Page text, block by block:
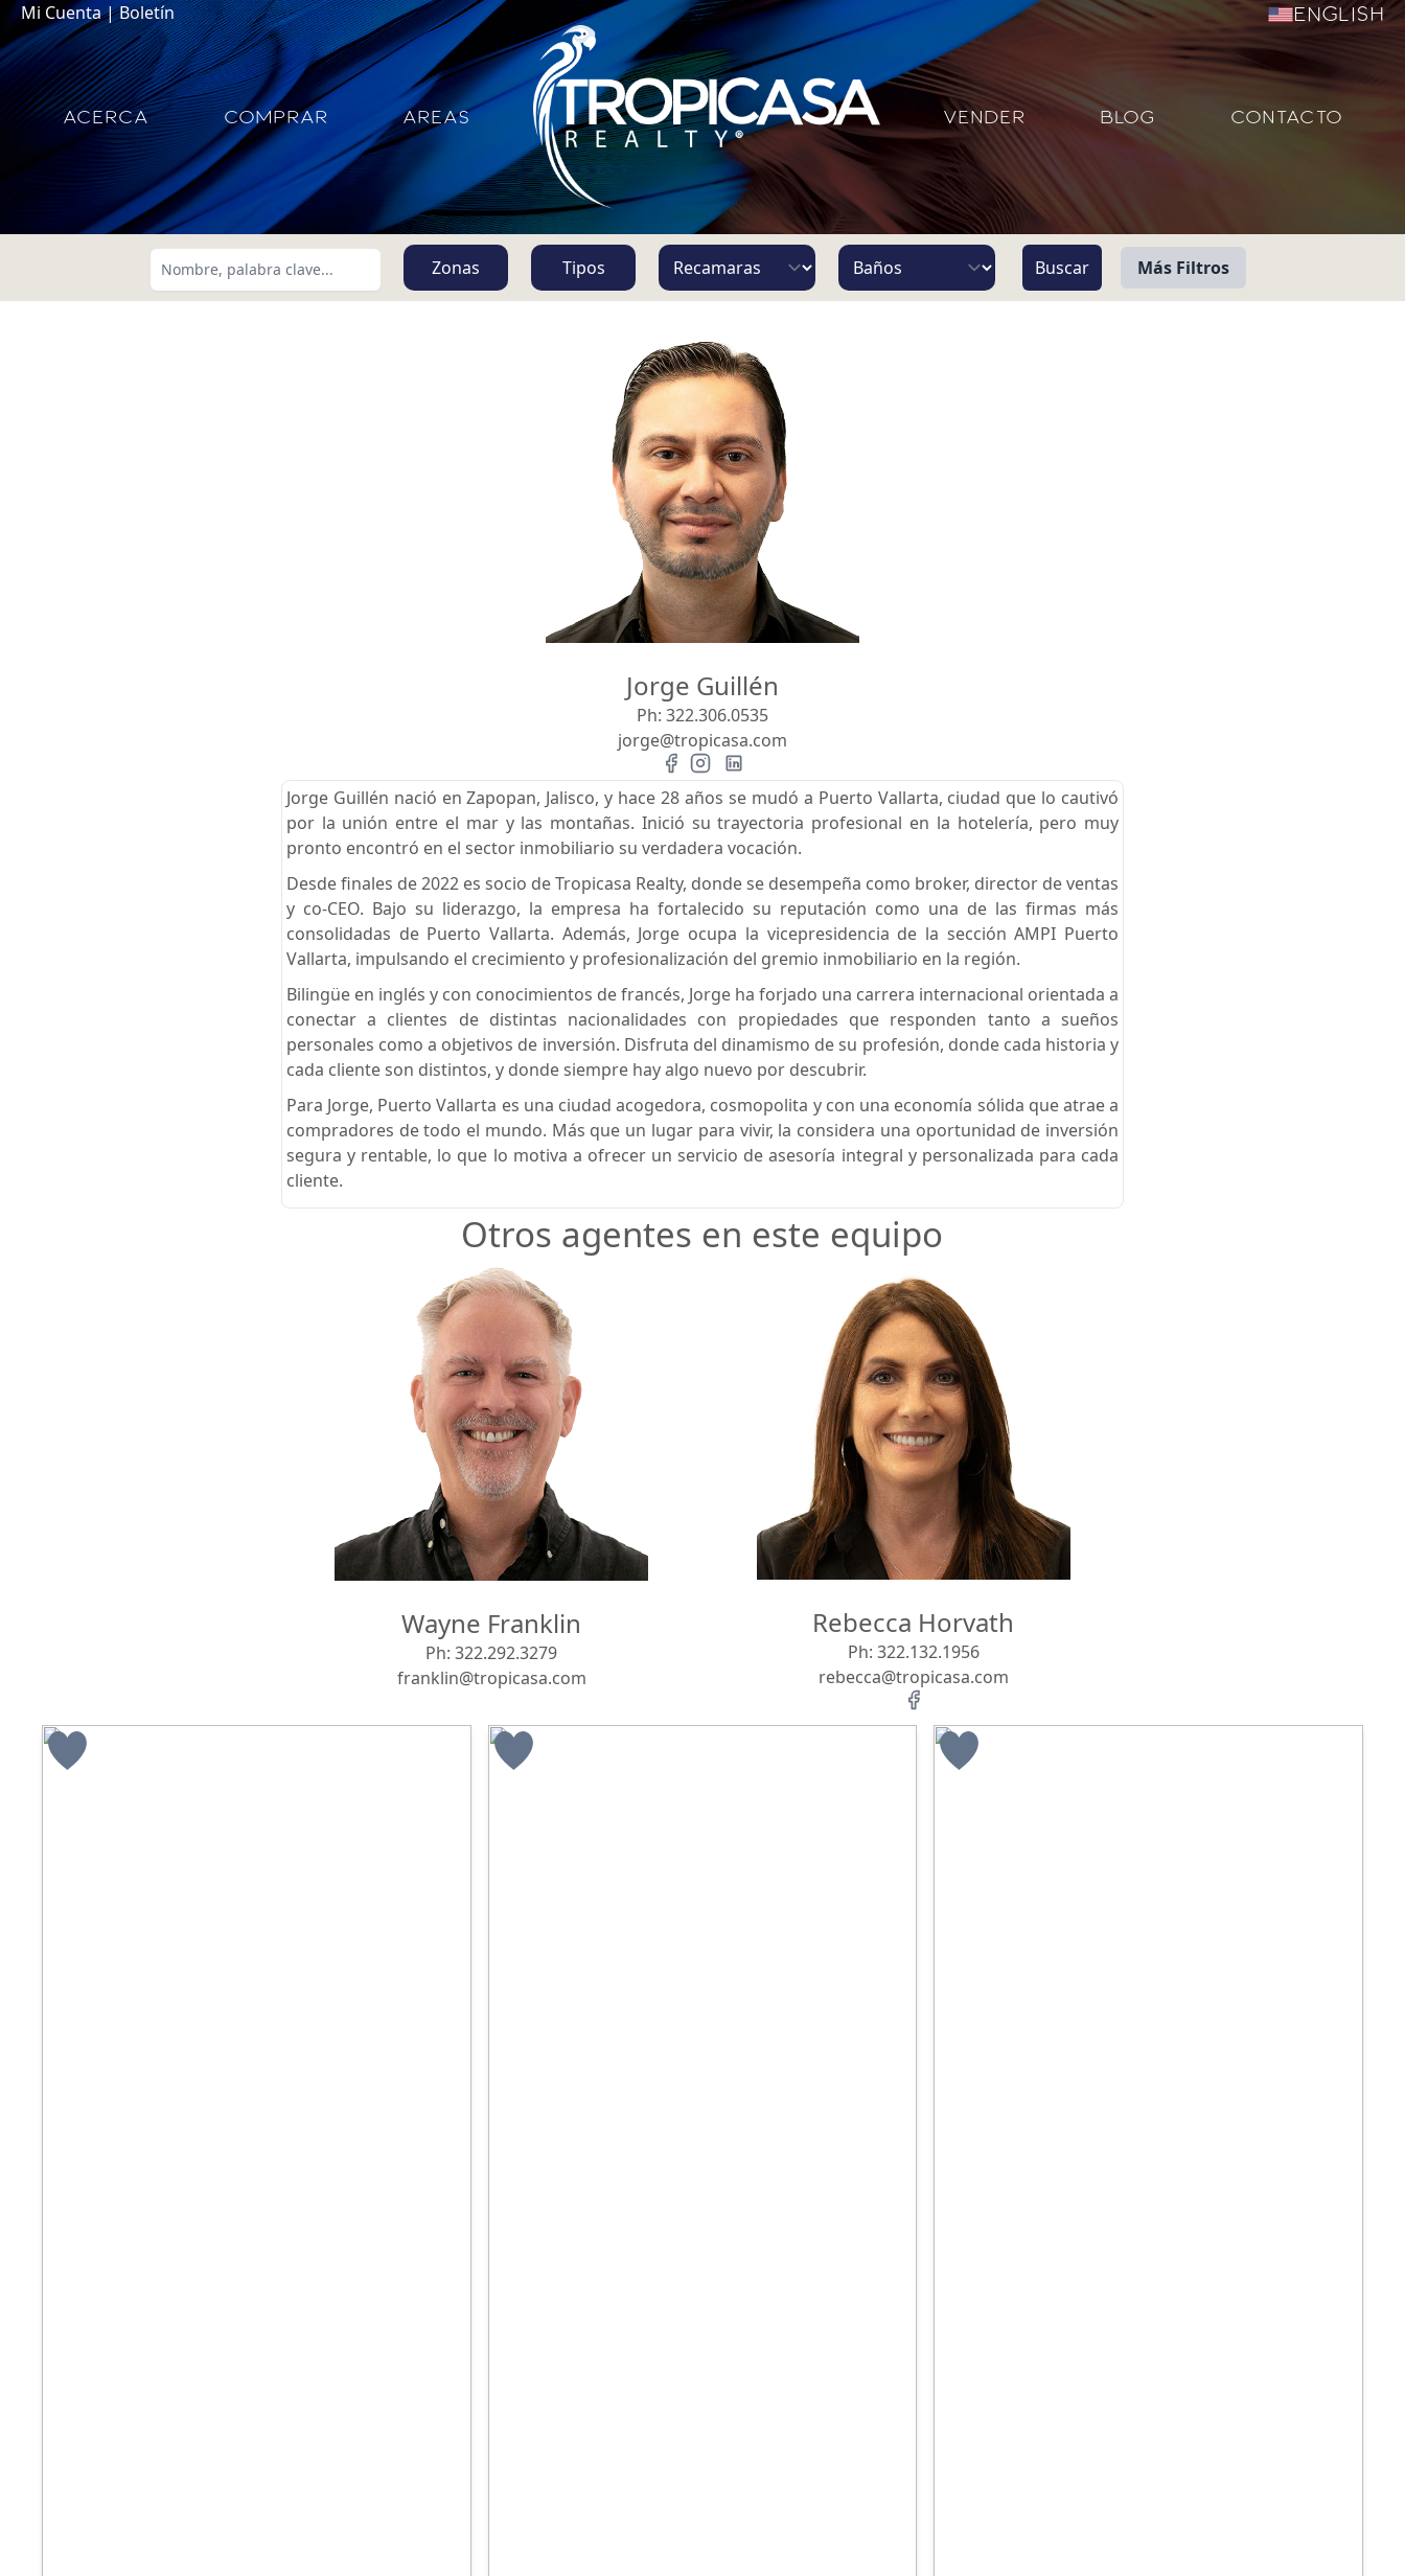
Mi Cuenta|Boletín English
ACERCA COMPRAR AREAS VENDER BLOG CONTACTO
Zonas Tipos Más Filtros
Jorge Guillén
Ph: 322.306.0535
jorge@tropicasa.com
Jorge Guillén nació en Zapopan, Jalisco, y hace 28 años se mudó a Puerto Vallarta, ciudad que lo cautivó
por la unión entre el mar y las montañas. Inició su trayectoria profesional en la hotelería, pero muy
pronto encontró en el sector inmobiliario su verdadera vocación.
Desde finales de 2022 es socio de Tropicasa Realty, donde se desempeña como broker, director de ventas
y co-CEO. Bajo su liderazgo, la empresa ha fortalecido su reputación como una de las firmas más
consolidadas de Puerto Vallarta. Además, Jorge ocupa la vicepresidencia de la sección AMPI Puerto
Vallarta, impulsando el crecimiento y profesionalización del gremio inmobiliario en la región.
Bilingüe en inglés y con conocimientos de francés, Jorge ha forjado una carrera internacional orientada a
conectar a clientes de distintas nacionalidades con propiedades que responden tanto a sueños
personales como a objetivos de inversión. Disfruta del dinamismo de su profesión, donde cada historia y
cada cliente son distintos, y donde siempre hay algo nuevo por descubrir.
Para Jorge, Puerto Vallarta es una ciudad acogedora, cosmopolita y con una economía sólida que atrae a
compradores de todo el mundo. Más que un lugar para vivir, la considera una oportunidad de inversión
segura y rentable, lo que lo motiva a ofrecer un servicio de asesoría integral y personalizada para cada
cliente.
Otros agentes en este equipo
Wayne Franklin
Ph:322.292.3279
franklin@tropicasa.com
Rebecca Horvath
Ph: 322.132.1956
rebecca@tropicasa.com